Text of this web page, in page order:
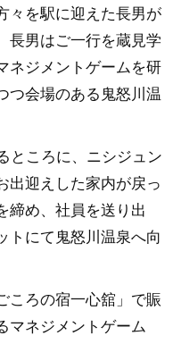
々を駅に迎えた長男が
長男はご一行を蔵見学
ネジメントゲームを研
つ会場のある鬼怒川温
ところに、ニシジュン
出迎えした家内が戻っ
締め、社員を送り出
トにて鬼怒川温泉へ向
ころの宿一心舘」で賑
マネジメントゲーム